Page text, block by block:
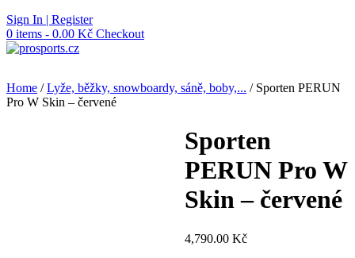
Skip
to
content
Sign In | Register
0 items - 0.00 Kč Checkout
Home /Lyže, běžky, snowboardy, sáně, boby,... / Sporten PERUN
Pro W Skin – červené
Sporten
PERUN Pro W
Skin – červené
4,790.00 Kč